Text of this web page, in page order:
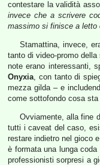
contestare la validità
invece che a scrivere
massimo si finisce a letto
Stamattina, invece,
tanto di video-promo
note erano interessanti,
Onyxia, con tanto di
mezza gilda – e
come sottofondo cosa
Ovviamente, alla fine
tutti i caveat del caso,
restare indietro nel gioco
è formata una lunga
professionisti sorpresi a